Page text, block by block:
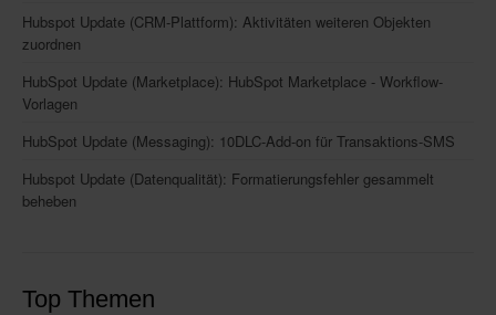
Hubspot Update (CRM-Plattform): Aktivitäten weiteren Objekten
zuordnen
HubSpot Update (Marketplace): HubSpot Marketplace - Workflow-
Vorlagen
HubSpot Update (Messaging): 10DLC-Add-on für Transaktions-SMS
Hubspot Update (Datenqualität): Formatierungsfehler gesammelt
beheben
Top Themen